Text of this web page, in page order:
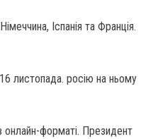
Іспанія та Франція.
листопада. росію на ньому
онлайн-форматі. Президент